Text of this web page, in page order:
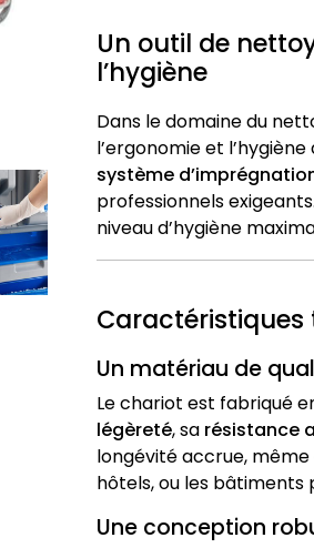
Un outil de
l’hygiène
Dans le domaine du
l’ergonomie et
système
professionnels
niveau d’hygiène
Caractéristiques
Un matériau de
Le chariot est fabriqué
légèreté, sa résistance
longévité accrue,
hôtels, ou les
Une conception